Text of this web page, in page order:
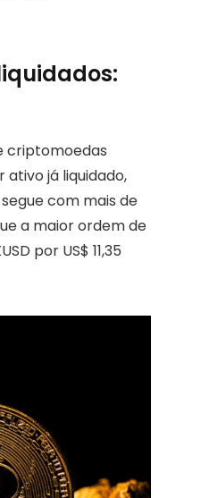
criptomoedas
ativo já liquidado,
com mais de
a maior ordem de
por US$ 11,35